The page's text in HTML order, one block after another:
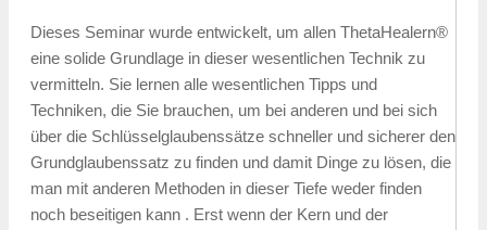
Dieses Seminar wurde entwickelt, um allen ThetaHealern®
eine solide Grundlage in dieser wesentlichen Technik zu
vermitteln. Sie lernen alle wesentlichen Tipps und
Techniken, die Sie brauchen, um bei anderen und bei sich
über die Schlüsselglaubenssätze schneller und sicherer den
Grundglaubenssatz zu finden und damit Dinge zu lösen, die
man mit anderen Methoden in dieser Tiefe weder finden
noch beseitigen kann . Erst wenn der Kern und der